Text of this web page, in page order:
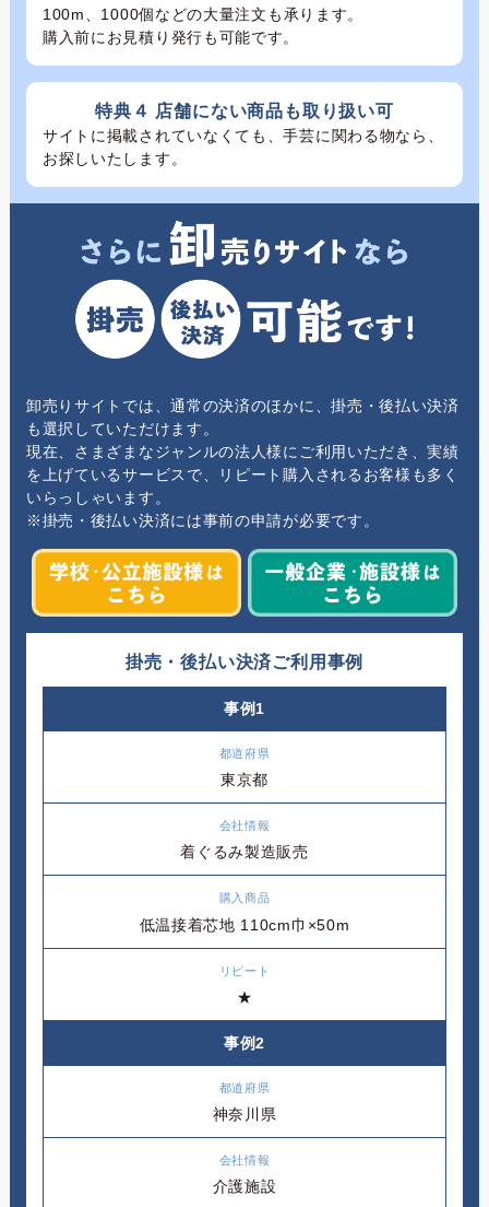
100m、1000個などの大量注文も承ります。
購入前にお見積り発行も可能です。
特典４ 店舗にない商品も取り扱い可
サイトに掲載されていなくても、手芸に関わる物なら、
お探しいたします。
卸売りサイトでは、通常の決済のほかに、掛売・後払い決済
も選択していただけます。
現在、さまざまなジャンルの法人様にご利用いただき、実績
を上げているサービスで、リピート購入されるお客様も多く
いらっしゃいます。
※掛売・後払い決済には事前の申請が必要です。
掛売・後払い決済ご利用事例
事例1
東京都
着ぐるみ製造販売
低温接着芯地 110cm巾×50m
★
事例2
神奈川県
介護施設